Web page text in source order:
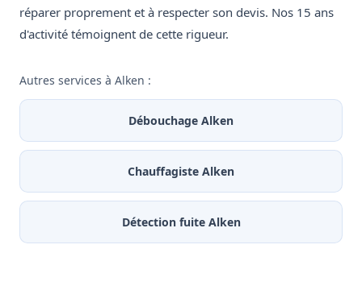
réparer proprement et à respecter son devis. Nos 15 ans
d'activité témoignent de cette rigueur.
Autres services à Alken :
Débouchage Alken
Chauffagiste Alken
Détection fuite Alken